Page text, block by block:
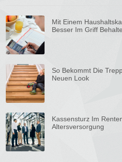
Mit Einem
Besser Im Griff
So Bekommt Die
Neuen Look
Kassensturz Im
Altersversorgung